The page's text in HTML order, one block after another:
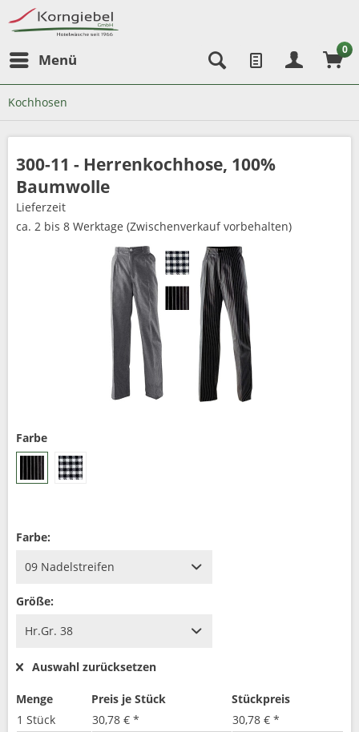
Menü
0
Kochhosen
300-11 - Herrenkochhose, 100%
Baumwolle
Lieferzeit
ca. 2 bis 8 Werktage (Zwischenverkauf vorbehalten)
Farbe
Farbe:
Größe:
Auswahl zurücksetzen
Menge Preis je Stück
Stückpreis
1 Stück
30,78 € * 30,78 € *